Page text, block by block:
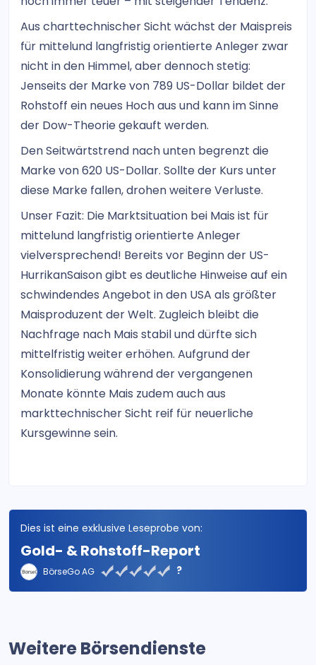
Aus charttechnischer Sicht wächst der Maispreis
für mittelund langfristig orientierte Anleger zwar
nicht in den Himmel, aber dennoch stetig:
Jenseits der Marke von 789 US-Dollar bildet der
Rohstoff ein neues Hoch aus und kann im Sinne
der Dow-Theorie gekauft werden.
Den Seitwärtstrend nach unten begrenzt die
Marke von 620 US-Dollar. Sollte der Kurs unter
diese Marke fallen, drohen weitere Verluste.
Unser Fazit: Die Marktsituation bei Mais ist für
mittelund langfristig orientierte Anleger
vielversprechend! Bereits vor Beginn der US-
HurrikanSaison gibt es deutliche Hinweise auf ein
schwindendes Angebot in den USA als größter
Maisproduzent der Welt. Zugleich bleibt die
Nachfrage nach Mais stabil und dürfte sich
mittelfristig weiter erhöhen. Aufgrund der
Konsolidierung während der vergangenen
Monate könnte Mais zudem auch aus
markttechnischer Sicht reif für neuerliche
Kursgewinne sein.
Dies ist eine exklusive Leseprobe von:
Gold- & Rohstoff-Report
BörseGo AG ?
Weitere Börsendienste